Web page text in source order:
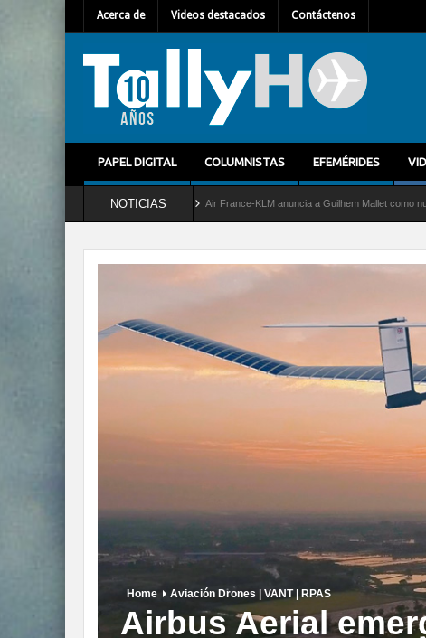
Acerca de Videos destacados Contáctenos
PAPEL DIGITAL COLUMNISTAS EFEMÉRIDES
NOTICIAS
Air France-KLM anuncia a Guilhem Mallet como nuevo Director
Home Aviación Drones | VANT | RPAS
Airbus Aerial